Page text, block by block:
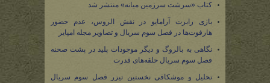
کتاب «سرشت سرزمین میانه» منتشر شد
بازی رابرت آرامایو در نقش الروس، عدم حضور
هارفوت‌ها در فصل سوم سریال و تصاویر مجله امپایر
نگاهی به بالروگ و دیگر موجودات پلید در پشت صحنه
فصل سوم سریال حلقه‌های قدرت
تحلیل و موشکافی نخستین تیزر فصل سوم سریال